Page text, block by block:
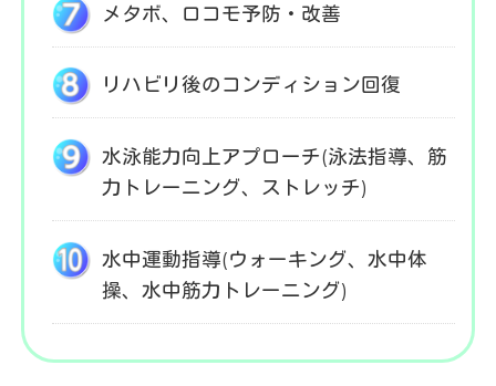
メタボ、ロコモ予防・改善
リハビリ後のコンディション回復
水泳能力向上アプローチ(泳法指導、筋
力トレーニング、ストレッチ)
水中運動指導(ウォーキング、水中体
操、水中筋力トレーニング)